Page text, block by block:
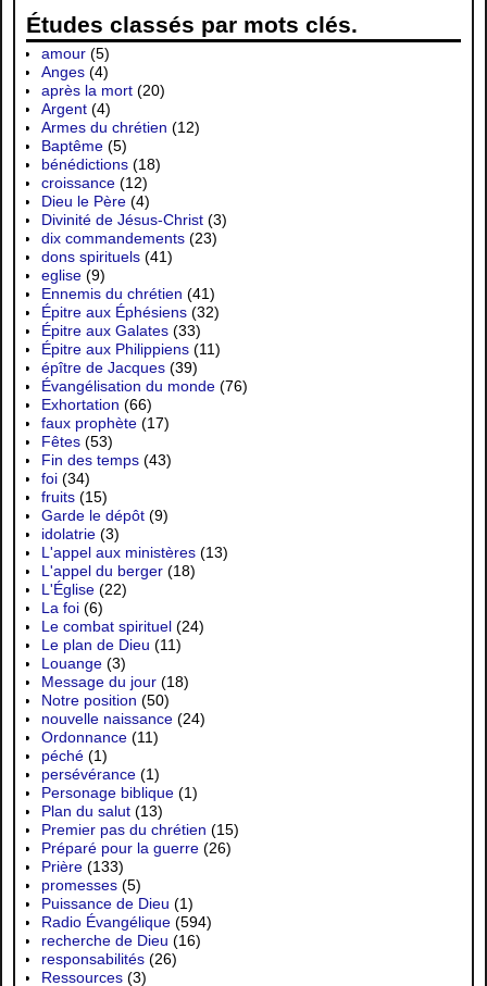
Études classés par mots clés.
amour (5)
Anges (4)
après la mort (20)
Argent (4)
Armes du chrétien (12)
Baptême (5)
bénédictions (18)
croissance (12)
Dieu le Père (4)
Divinité de Jésus-Christ (3)
dix commandements (23)
dons spirituels (41)
eglise (9)
Ennemis du chrétien (41)
Épitre aux Éphésiens (32)
Épitre aux Galates (33)
Épitre aux Philippiens (11)
épître de Jacques (39)
Évangélisation du monde (76)
Exhortation (66)
faux prophète (17)
Fêtes (53)
Fin des temps (43)
foi (34)
fruits (15)
Garde le dépôt (9)
idolatrie (3)
L'appel aux ministères (13)
L'appel du berger (18)
L'Église (22)
La foi (6)
Le combat spirituel (24)
Le plan de Dieu (11)
Louange (3)
Message du jour (18)
Notre position (50)
nouvelle naissance (24)
Ordonnance (11)
péché (1)
persévérance (1)
Personage biblique (1)
Plan du salut (13)
Premier pas du chrétien (15)
Préparé pour la guerre (26)
Prière (133)
promesses (5)
Puissance de Dieu (1)
Radio Évangélique (594)
recherche de Dieu (16)
responsabilités (26)
Ressources (3)